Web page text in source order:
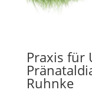
Praxis für
Ruhnke